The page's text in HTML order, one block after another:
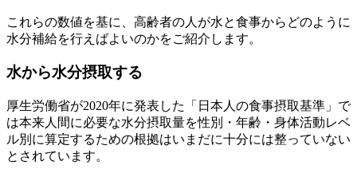
これらの数値を基に、高齢者の人が水と食事からどのように
水分補給を行えばよいのかをご紹介します。
水から水分摂取する
厚生労働省が2020年に発表した「日本人の食事摂取基準」で
は本来人間に必要な水分摂取量を性別・年齢・身体活動レベ
ル別に算定するための根拠はいまだに十分には整っていない
とされています。